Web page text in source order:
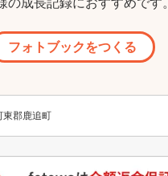
フォトブックをつくる
東郡鹿追町